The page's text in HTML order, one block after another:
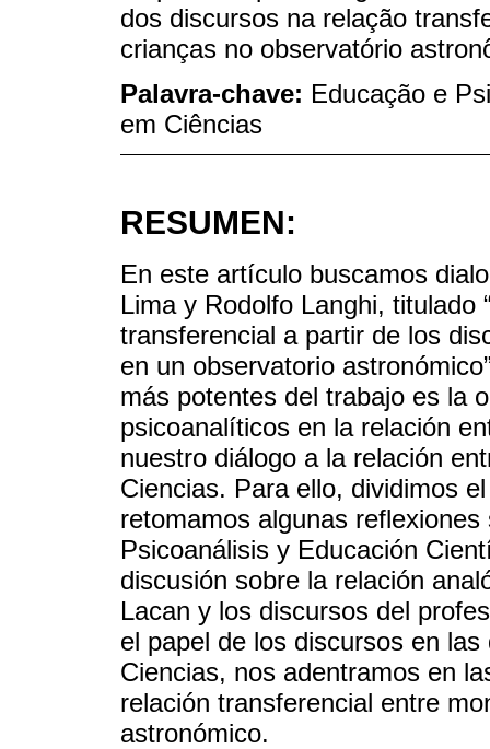
dos discursos na relação
crianças no observatório
Palavra-chave: Educação e
em Ciências
RESUMEN:
En este artículo buscamos
Lima y Rodolfo Langhi, titulado
transferencial a partir de los
en un observatorio
más potentes del trabajo es la
psicoanalíticos en la relación
nuestro diálogo a la relación
Ciencias. Para ello, dividimos
retomamos algunas
Psicoanálisis y Educación
discusión sobre la relación
Lacan y los discursos del
el papel de los discursos en
Ciencias, nos adentramos en
relación transferencial entre
astronómico.